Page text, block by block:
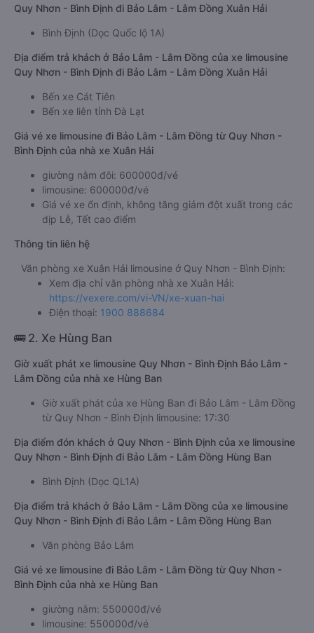
Quy Nhơn - Bình Định đi Bảo Lâm - Lâm Đồng Xuân Hải
Bình Định (Dọc Quốc lộ 1A)
Địa điểm trả khách ở Bảo Lâm - Lâm Đồng của xe limousine
Quy Nhơn - Bình Định đi Bảo Lâm - Lâm Đồng Xuân Hải
Bến xe Cát Tiên
Bến xe liên tỉnh Đà Lạt
Giá vé xe limousine đi Bảo Lâm - Lâm Đồng từ Quy Nhơn -
Bình Định của nhà xe Xuân Hải
giường nằm đôi: 600000đ/vé
limousine: 600000đ/vé
Giá vé xe ổn định, không tăng giảm đột xuất trong các
dịp Lễ, Tết cao điểm
Thông tin liên hệ
Văn phòng xe Xuân Hải limousine ở Quy Nhơn - Bình Định:
Xem địa chỉ văn phòng nhà xe Xuân Hải:
https://vexere.com/vi-VN/xe-xuan-hai
Điện thoại: 1900 888684
🚌 2. Xe Hùng Ban
Giờ xuất phát xe limousine Quy Nhơn - Bình Định Bảo Lâm -
Lâm Đồng của nhà xe Hùng Ban
Giờ xuất phát của xe Hùng Ban đi Bảo Lâm - Lâm Đồng
từ Quy Nhơn - Bình Định limousine: 17:30
Địa điểm đón khách ở Quy Nhơn - Bình Định của xe limousine
Quy Nhơn - Bình Định đi Bảo Lâm - Lâm Đồng Hùng Ban
Bình Định (Dọc QL1A)
Địa điểm trả khách ở Bảo Lâm - Lâm Đồng của xe limousine
Quy Nhơn - Bình Định đi Bảo Lâm - Lâm Đồng Hùng Ban
Văn phòng Bảo Lâm
Giá vé xe limousine đi Bảo Lâm - Lâm Đồng từ Quy Nhơn -
Bình Định của nhà xe Hùng Ban
giường nằm: 550000đ/vé
limousine: 550000đ/vé